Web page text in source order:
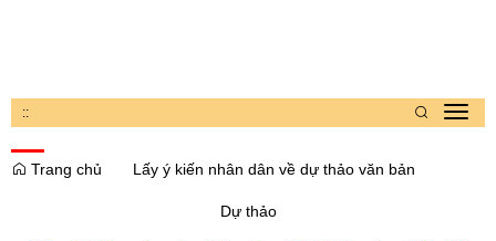
::
Trang chủ
Lấy ý kiến nhân dân về dự thảo văn bản
Dự thảo